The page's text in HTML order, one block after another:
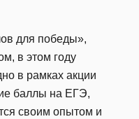
для победы»,
в этом году
в рамках акции
баллы на ЕГЭ,
своим опытом и